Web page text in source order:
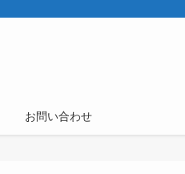
お問い合わせ